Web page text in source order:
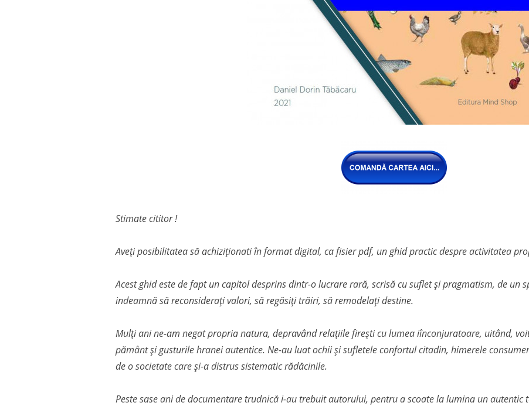
Stimate cititor !
Aveți posibilitatea să achiziționati în format digital, ca fisier pdf, un ghid practic despre activitatea
Acest ghid este de fapt un capitol desprins dintr-o lucrare rară, scrisă cu suflet și pragmatism, de un
indeamnă să reconsiderați valori, să regăsiți trăiri, să remodelați destine.
Mulți ani ne-am negat propria natura, depravând relațiile firești cu lumea iînconjuratoare, uitând,
pământ și gusturile hranei autentice. Ne-au luat ochii și sufletele confortul citadin, himerele
de o societate care și-a distrus sistematic rădăcinile.
Peste sase ani de documentare trudnică i-au trebuit autorului, pentru a scoate la lumina un autentic